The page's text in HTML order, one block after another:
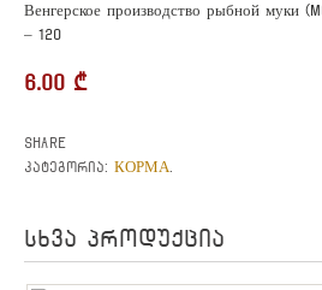
Венгерское производство рыбной муки
– 120
6.00 ₾
Share
კატეგორია: КОРМА
სხვა პროდუქცია